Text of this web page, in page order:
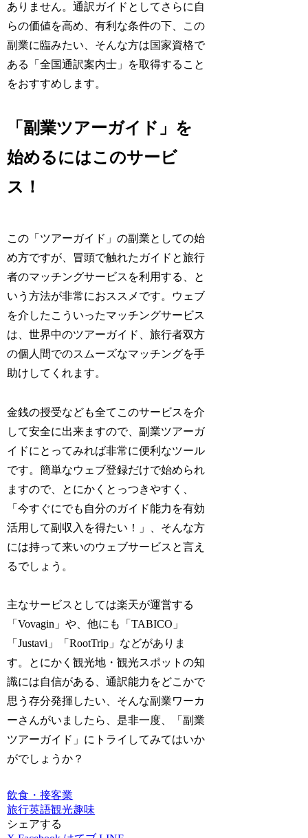
ありません。通訳ガイドとしてさらに自
らの価値を高め、有利な条件の下、この
副業に臨みたい、そんな方は国家資格で
ある「全国通訳案内士」を取得すること
をおすすめします。
「副業ツアーガイド」を
始めるにはこのサービ
ス！
この「ツアーガイド」の副業としての始
め方ですが、冒頭で触れたガイドと旅行
者のマッチングサービスを利用する、と
いう方法が非常におススメです。ウェブ
を介したこういったマッチングサービス
は、世界中のツアーガイド、旅行者双方
の個人間でのスムーズなマッチングを手
助けしてくれます。
金銭の授受なども全てこのサービスを介
して安全に出来ますので、副業ツアーガ
イドにとってみれば非常に便利なツール
です。簡単なウェブ登録だけで始められ
ますので、とにかくとっつきやすく、
「今すぐにでも自分のガイド能力を有効
活用して副収入を得たい！」、そんな方
には持って来いのウェブサービスと言え
るでしょう。
主なサービスとしては楽天が運営する
「Vovagin」や、他にも「TABICO」
「Justavi」「RootTrip」などがありま
す。とにかく観光地・観光スポットの知
識には自信がある、通訳能力をどこかで
思う存分発揮したい、そんな副業ワーカ
ーさんがいましたら、是非一度、「副業
ツアーガイド」にトライしてみてはいか
がでしょうか？
飲食・接客業
旅行英語観光趣味
シェアする